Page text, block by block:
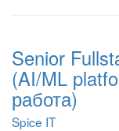
Senior
(AI/ML
работа)
Spice IT